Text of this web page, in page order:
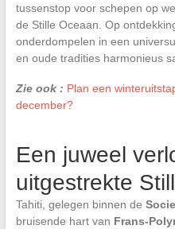
tussenstop voor schepen op
de Stille Oceaan. Op
onderdompelen in een
en oude tradities harmonieus
Zie ook : Plan een
december?
Een juweel
uitgestrekte
Tahiti, gelegen binnen de
bruisende hart van Frans-